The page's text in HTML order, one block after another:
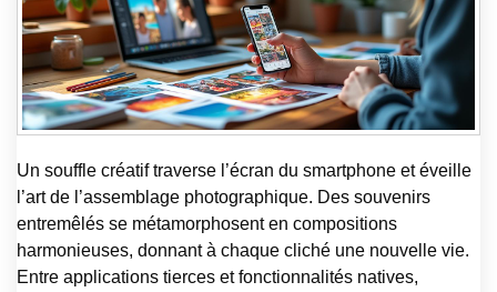
Un souffle créatif traverse l’écran du smartphone et éveille
l’art de l’assemblage photographique. Des souvenirs
entremêlés se métamorphosent en compositions
harmonieuses, donnant à chaque cliché une nouvelle vie.
Entre applications tierces et fonctionnalités natives,